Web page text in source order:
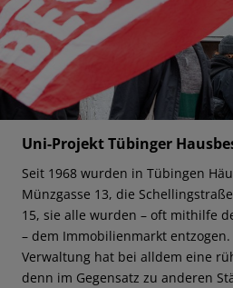
Uni-Projekt Tübinger
Seit 1968 wurden in Tübingen
Münzgasse 13, die
15, sie alle wurden – oft mithilfe
– dem Immobilienmarkt
Verwaltung hat bei alldem eine
denn im Gegensatz zu anderen